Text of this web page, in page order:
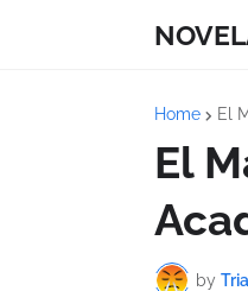
Home El
El
by